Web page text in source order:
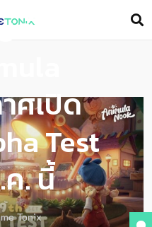
ยใน
ศเปิด
Test
ค. นี้
Tonix